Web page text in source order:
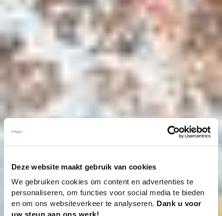
Deze website maakt gebruik van cookies
We gebruiken cookies om content en advertenties te
personaliseren, om functies voor social media te bieden
en om ons websiteverkeer te analyseren. Dank u voor
uw steun aan ons werk!